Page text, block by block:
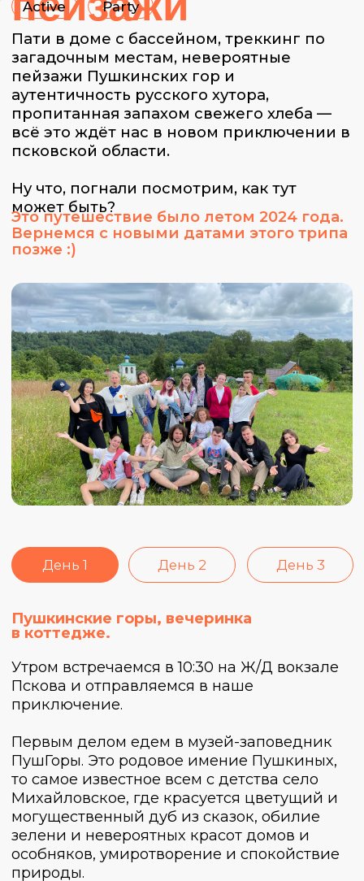
псковской области.
Ну что, погнали посмотрим, как тут
может быть?
Это путешествие было летом 2024 года.
Вернемся с новыми датами этого трипа
позже :)
Утром встречаемся в 10:30 на Ж/Д вокзале
Пскова и отправляемся в наше
приключение.
Первым делом едем в музей-заповедник
ПушГоры. Это родовое имение Пушкиных,
то самое известное всем с детства село
Михайловское, где красуется цветущий и
могущественный дуб из сказок, обилие
зелени и невероятных красот домов и
особняков, умиротворение и спокойствие
Пообедаем и отправимся гулять по
территории Пушкинских гор. А вечером
заселяемся в наш коттедж. Устроим
сегодня вечеринку, поиграем в игры,
поближе, а ещё у нас будут банька и
бассейн, поэтому обязательно захвати с
собой купальник :)
Пушкинские горы, вечеринка
в коттедже.
День 1 День 2 День 3